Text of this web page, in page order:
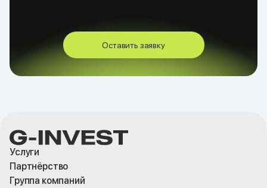
Оставить заявку
Услуги
Партнёрство
Группа компаний